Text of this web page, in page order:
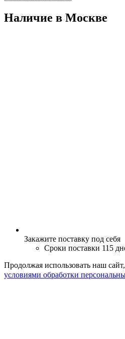
Наличие в Москвe
Закажите поставку под себя
Сроки поставки 115
Продолжая использовать наш
условиями обработки